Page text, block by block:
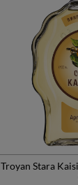
Troyan Stara